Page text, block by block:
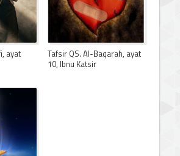
ayat
Tafsir QS. Al-Baqarah, ayat
10, Ibnu Katsir